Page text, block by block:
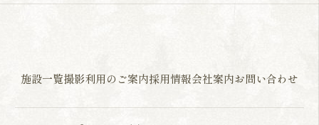
施設一覧撮影利用のご案内採用情報会社案内お問い合わせ